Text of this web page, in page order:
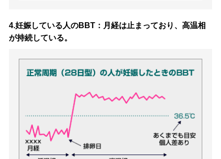
4.妊娠している人のBBT：月経は止まっており、高温相
が持続している。